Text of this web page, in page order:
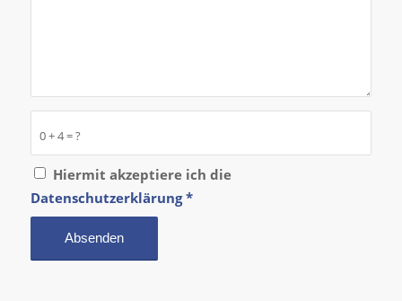
0 + 4 = ?
Hiermit akzeptiere ich die
Datenschutzerklärung *